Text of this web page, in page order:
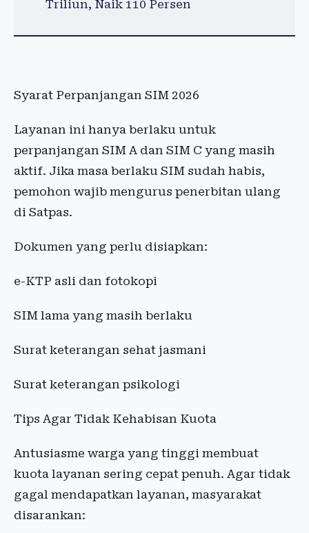
Triliun, Naik 110 Persen
Syarat Perpanjangan SIM 2026
Layanan ini hanya berlaku untuk
perpanjangan SIM A dan SIM C yang masih
aktif. Jika masa berlaku SIM sudah habis,
pemohon wajib mengurus penerbitan ulang
di Satpas.
Dokumen yang perlu disiapkan:
e-KTP asli dan fotokopi
SIM lama yang masih berlaku
Surat keterangan sehat jasmani
Surat keterangan psikologi
Tips Agar Tidak Kehabisan Kuota
Antusiasme warga yang tinggi membuat
kuota layanan sering cepat penuh. Agar tidak
gagal mendapatkan layanan, masyarakat
disarankan: